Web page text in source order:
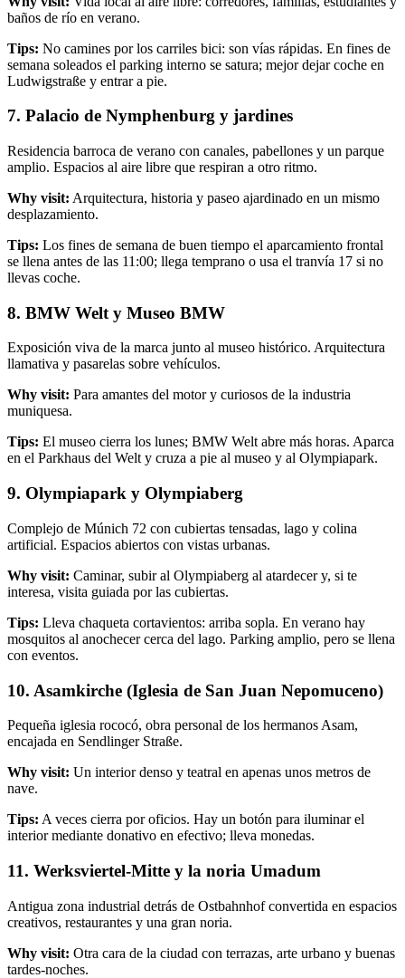
baños de río en verano.
Tips: No camines por los carriles bici: son vías rápidas. En fines de
semana soleados el parking interno se satura; mejor dejar coche en
Ludwigstraße y entrar a pie.
7. Palacio de Nymphenburg y jardines
Residencia barroca de verano con canales, pabellones y un parque
amplio. Espacios al aire libre que respiran a otro ritmo.
Why visit: Arquitectura, historia y paseo ajardinado en un mismo
desplazamiento.
Tips: Los fines de semana de buen tiempo el aparcamiento frontal
se llena antes de las 11:00; llega temprano o usa el tranvía 17 si no
llevas coche.
8. BMW Welt y Museo BMW
Exposición viva de la marca junto al museo histórico. Arquitectura
llamativa y pasarelas sobre vehículos.
Why visit: Para amantes del motor y curiosos de la industria
muniquesa.
Tips: El museo cierra los lunes; BMW Welt abre más horas. Aparca
en el Parkhaus del Welt y cruza a pie al museo y al Olympiapark.
9. Olympiapark y Olympiaberg
Complejo de Múnich 72 con cubiertas tensadas, lago y colina
artificial. Espacios abiertos con vistas urbanas.
Why visit: Caminar, subir al Olympiaberg al atardecer y, si te
interesa, visita guiada por las cubiertas.
Tips: Lleva chaqueta cortavientos: arriba sopla. En verano hay
mosquitos al anochecer cerca del lago. Parking amplio, pero se llena
con eventos.
10. Asamkirche (Iglesia de San Juan Nepomuceno)
Pequeña iglesia rococó, obra personal de los hermanos Asam,
encajada en Sendlinger Straße.
Why visit: Un interior denso y teatral en apenas unos metros de
nave.
Tips: A veces cierra por oficios. Hay un botón para iluminar el
interior mediante donativo en efectivo; lleva monedas.
11. Werksviertel-Mitte y la noria Umadum
Antigua zona industrial detrás de Ostbahnhof convertida en espacios
creativos, restaurantes y una gran noria.
Why visit: Otra cara de la ciudad con terrazas, arte urbano y buenas
tardes-noches.